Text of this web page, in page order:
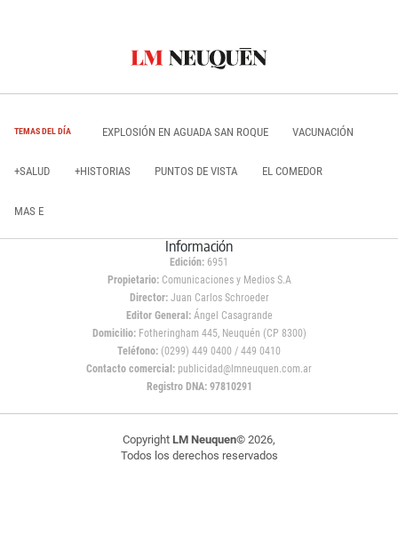
TEMAS DEL DÍA EXPLOSIÓN EN AGUADA SAN ROQUE VACUNACIÓN
+SALUD +HISTORIAS PUNTOS DE VISTA EL COMEDOR
MAS E
Información
Edición: 6951
Propietario:Comunicaciones y Medios S.A
Director: Juan Carlos Schroeder
Editor General:Ángel Casagrande
Domicilio:Fotheringham 445, Neuquén (CP 8300)
Teléfono: (0299) 449 0400 / 449 0410
Contacto comercial: publicidad@lmneuquen.com.ar
Registro DNA: 97810291
Copyright LM Neuquen© 2026,
Todos los derechos reservados